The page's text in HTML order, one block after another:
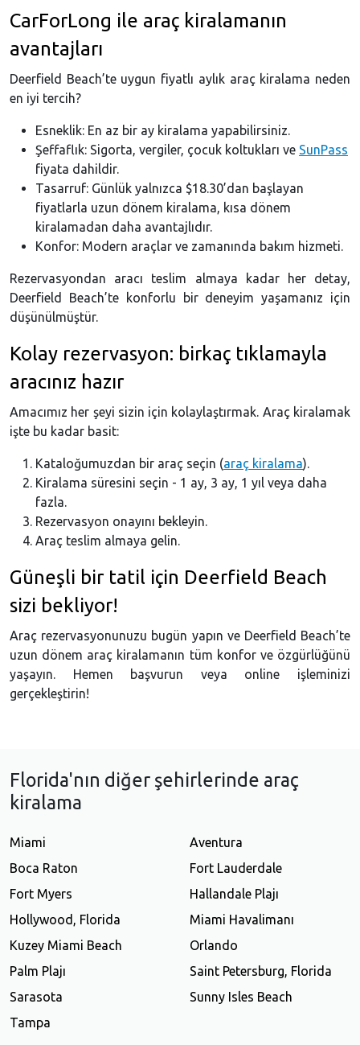
CarForLong ile araç kiralamanın
avantajları
Deerfield Beach’te uygun fiyatlı aylık araç kiralama neden
en iyi tercih?
Esneklik: En az bir ay kiralama yapabilirsiniz.
Şeffaflık: Sigorta, vergiler, çocuk koltukları ve SunPass
fiyata dahildir.
Tasarruf: Günlük yalnızca $18.30’dan başlayan
fiyatlarla uzun dönem kiralama, kısa dönem
kiralamadan daha avantajlıdır.
Konfor: Modern araçlar ve zamanında bakım hizmeti.
Rezervasyondan aracı teslim almaya kadar her detay,
Deerfield Beach’te konforlu bir deneyim yaşamanız için
düşünülmüştür.
Kolay rezervasyon: birkaç tıklamayla
aracınız hazır
Amacımız her şeyi sizin için kolaylaştırmak. Araç kiralamak
işte bu kadar basit:
Kataloğumuzdan bir araç seçin (araç kiralama).
Kiralama süresini seçin - 1 ay, 3 ay, 1 yıl veya daha
fazla.
Rezervasyon onayını bekleyin.
Araç teslim almaya gelin.
Güneşli bir tatil için Deerfield Beach
sizi bekliyor!
Araç rezervasyonunuzu bugün yapın ve Deerfield Beach’te
uzun dönem araç kiralamanın tüm konfor ve özgürlüğünü
yaşayın. Hemen başvurun veya online işleminizi
gerçekleştirin!
Florida'nın diğer şehirlerinde araç
kiralama
Miami
Aventura
Boca Raton
Fort Lauderdale
Fort Myers
Hallandale Plajı
Hollywood, Florida
Miami Havalimanı
Kuzey Miami Beach
Orlando
Palm Plajı
Saint Petersburg, Florida
Sarasota
Sunny Isles Beach
Tampa